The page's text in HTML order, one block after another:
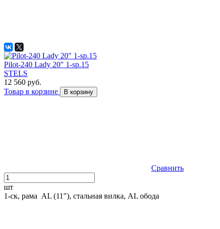
Pilot-240 Lady 20" 1-sp.15
STELS
12 560 руб.
Товар в корзине
В корзину
Сравнить
шт
1-ск, рама AL (11"), стальная вилка, AL обода